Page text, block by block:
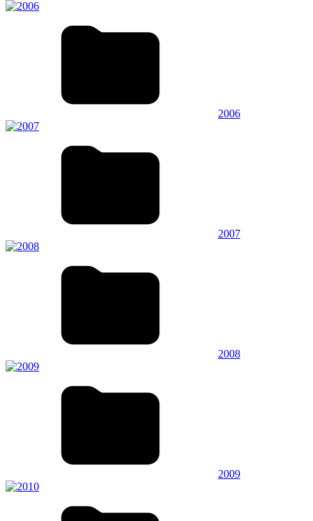
2006
2007
2008
2009